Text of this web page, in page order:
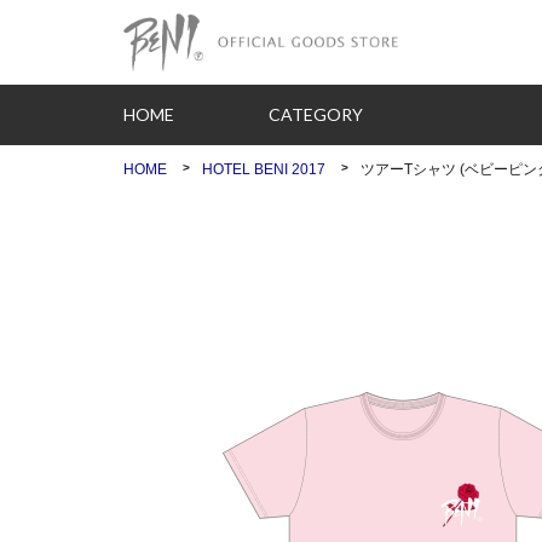
HOME CATEGORY
HOME HOTEL BENI 2017 ツアーTシャツ (ベビーピ